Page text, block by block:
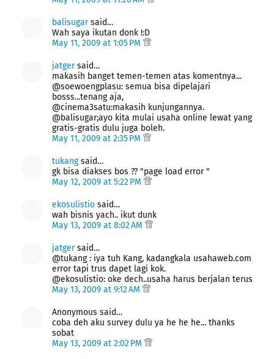
balisugarsaid…
Wah saya ikutan donk !:D
May 11, 2009 at 1:05 PM
jatgersaid…
makasih banget temen-temen atas komentnya...
@soewoengplasu: semua bisa dipelajari
bosss...tenang aja,
@cinema3satu:makasih kunjungannya.
@balisugar;ayo kita mulai usaha online lewat yang
gratis-gratis dulu juga boleh.
May 11, 2009 at 2:35 PM
tukangsaid…
gk bisa diakses bos ?? "page load error "
May 12, 2009 at 5:22 PM
ekosulistio said…
wah bisnis yach.. ikut dunk
May 13, 2009 at 8:02 AM
jatgersaid…
@tukang : iya tuh Kang, kadangkala usahaweb.com
error tapi trus dapet lagi kok.
@ekosulistio: oke dech..usaha harus berjalan terus
May 13, 2009 at 9:12 AM
Anonymous said…
coba deh aku survey dulu ya he he he... thanks
sobat
May 13, 2009 at 2:02 PM